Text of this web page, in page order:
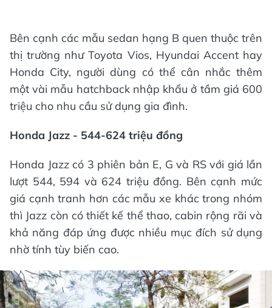
Bên cạnh các mẫu sedan hạng B quen thuộc trên
thị trường như Toyota Vios, Hyundai Accent hay
Honda City, người dùng có thể cân nhắc thêm
một vài mẫu hatchback nhập khẩu ở tầm giá 600
triệu cho nhu cầu sử dụng gia đình.
Honda Jazz - 544-624 triệu đồng
Honda Jazz có 3 phiên bản E, G và RS với giá lần
lượt 544, 594 và 624 triệu đồng. Bên cạnh mức
giá cạnh tranh hơn các mẫu xe khác trong nhóm
thì Jazz còn có thiết kế thể thao, cabin rộng rãi và
khả năng đáp ứng được nhiều mục đích sử dụng
nhờ tính tùy biến cao.